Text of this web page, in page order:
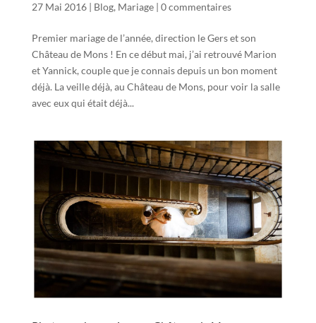
27 Mai 2016| Blog, Mariage| 0 commentaires
Premier mariage de l’année, direction le Gers et son
Château de Mons ! En ce début mai, j’ai retrouvé Marion
et Yannick, couple que je connais depuis un bon moment
déjà. La veille déjà, au Château de Mons, pour voir la salle
avec eux qui était déjà...